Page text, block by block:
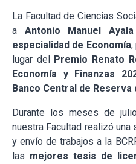
La Facultad de Ciencias
a Antonio Manuel
especialidad de Economía,
lugar del
Premio Renato
Economía y Finanzas
Banco Central de Reserva
Durante los meses de
nuestra Facultad realizó
y envío de trabajos a la
las mejores tesis de